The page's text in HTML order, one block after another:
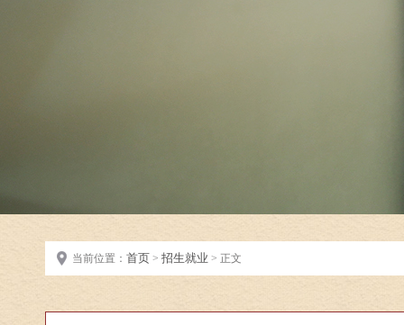
当前位置： 首页 > 招生就业 > 正文